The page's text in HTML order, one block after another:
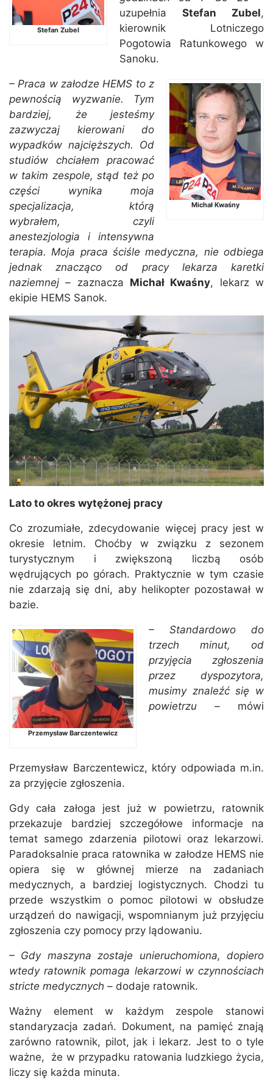
Stefan Zubel
uzupełnia Stefan Zubel,
kierownik Lotniczego
Pogotowia Ratunkowego w
Sanoku.
Michał Kwaśny
– Praca w załodze HEMS to z
pewnością wyzwanie. Tym
bardziej, że jesteśmy
zazwyczaj kierowani do
wypadków najcięższych. Od
studiów chciałem pracować
w takim zespole, stąd też po
części wynika moja
specjalizacja, którą
wybrałem, czyli
anestezjologia i intensywna
terapia. Moja praca ściśle medyczna, nie odbiega
jednak znacząco od pracy lekarza karetki
naziemnej – zaznacza Michał Kwaśny, lekarz w
ekipie HEMS Sanok.
Lato to okres wytężonej pracy
Co zrozumiałe, zdecydowanie więcej pracy jest w
okresie letnim. Choćby w związku z sezonem
turystycznym i zwiększoną liczbą osób
wędrujących po górach. Praktycznie w tym czasie
nie zdarzają się dni, aby helikopter pozostawał w
bazie.
Przemysław Barczentewicz
– Standardowo do
trzech minut, od
przyjęcia zgłoszenia
przez dyspozytora,
musimy znaleźć się w
powietrzu – mówi
Przemysław Barczentewicz, który odpowiada m.in.
za przyjęcie zgłoszenia.
Gdy cała załoga jest już w powietrzu, ratownik
przekazuje bardziej szczegółowe informacje na
temat samego zdarzenia pilotowi oraz lekarzowi.
Paradoksalnie praca ratownika w załodze HEMS nie
opiera się w głównej mierze na zadaniach
medycznych, a bardziej logistycznych. Chodzi tu
przede wszystkim o pomoc pilotowi w obsłudze
urządzeń do nawigacji, wspomnianym już przyjęciu
zgłoszenia czy pomocy przy lądowaniu.
– Gdy maszyna zostaje unieruchomiona, dopiero
wtedy ratownik pomaga lekarzowi w czynnościach
stricte medycznych – dodaje ratownik.
Ważny element w każdym zespole stanowi
standaryzacja zadań. Dokument, na pamięć znają
zarówno ratownik, pilot, jak i lekarz. Jest to o tyle
ważne, że w przypadku ratowania ludzkiego życia,
liczy się każda minuta.